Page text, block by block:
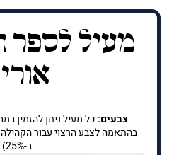
מעיל לספר
אורי 2
צבעים: כל מעיל ניתן להזמין
בהתאמה לצבע הרצוי עבור
ב-25%).